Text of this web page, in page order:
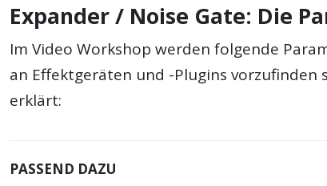
Expander / Noise Gate: Die
Im Video Workshop werden folgende
an Effektgeräten und -Plugins vorzufinden
erklärt:
PASSEND DAZU